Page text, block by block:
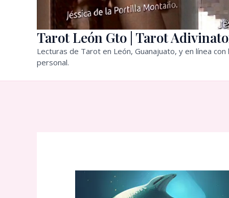
Tarot León Gto | Tarot
Lecturas de Tarot en León, Guanajuato, y en línea
personal.